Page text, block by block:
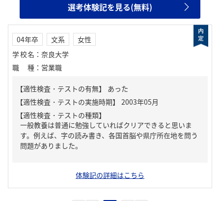
選考体験記を見る(無料)
04年卒 文系
女性
学校名 ： 奈良大学
職種 ： 営業職
【適性検査・テストの有無】 あった
【適性検査・テストの種類】
一般教養は普通に勉強していればクリアできると思いま
す。例えば、字の読み書き、各国首脳や県庁所在地を問う
問題がありました。
体験記の詳細はこちら